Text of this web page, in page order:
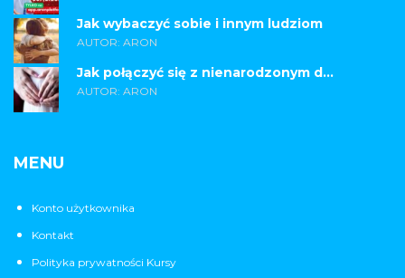
Jak wybaczyć sobie i innym ludziom
AUTOR: ARON
Jak połączyć się z nienarodzonym d...
AUTOR: ARON
MENU
Konto użytkownika
Kontakt
Polityka prywatności Kursy